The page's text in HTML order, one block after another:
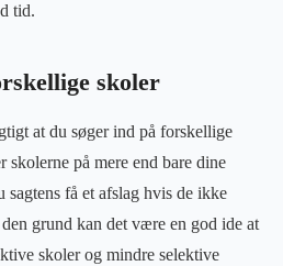
tid.
skoler
at du søger ind på forskellige
på mere end bare dine
sagtens få et afslag hvis de ikke
grund kan det være en god ide at
skoler og mindre selektive